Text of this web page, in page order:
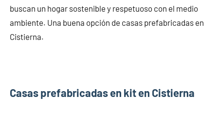
buscan un hogar sostenible y respetuoso con el medio
ambiente. Una buena opción de casas prefabricadas en
Cistierna.
Casas prefabricadas en kit en Cistierna